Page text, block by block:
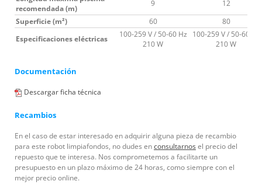
recomendada (m)
9
12
Superficie (m²)
60
80
Especificaciones eléctricas
100-259 V / 50-60 Hz
210 W
100-259 V / 50-60 Hz
210 W
Documentación
Descargar ficha técnica
Recambios
En el caso de estar interesado en adquirir alguna pieza de recambio
para este robot limpiafondos, no dudes enconsultarnosel precio del
repuesto que te interesa. Nos comprometemos a facilitarte un
presupuesto en un plazo máximo de 24 horas, como siempre con el
mejor precio online.